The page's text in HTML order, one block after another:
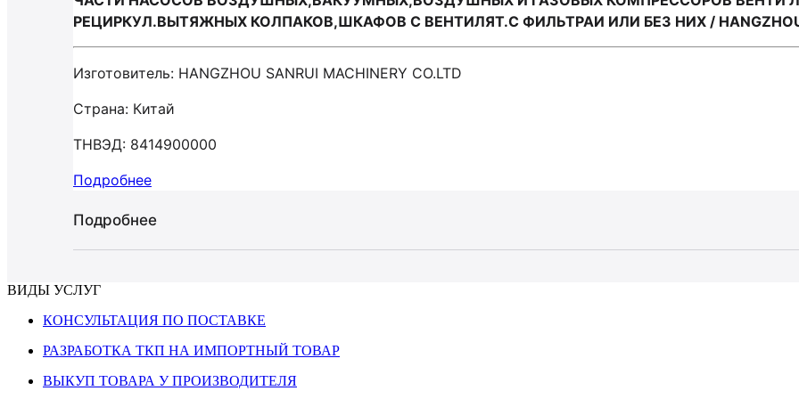
РЕЦИРКУЛ.ВЫТЯЖНЫХ КОЛПАКОВ,ШКАФОВ С ВЕНТИЛЯТ.С ФИЛЬТРАИ ИЛИ БЕЗ НИХ / HANGZHOU
Изготовитель: HANGZHOU SANRUI MACHINERY CO.LTD
Страна: Китай
ТНВЭД: 8414900000
Подробнее
Подробнее
ВИДЫ УСЛУГ
КОНСУЛЬТАЦИЯ ПО ПОСТАВКЕ
РАЗРАБОТКА ТКП НА ИМПОРТНЫЙ ТОВАР
ВЫКУП ТОВАРА У ПРОИЗВОДИТЕЛЯ